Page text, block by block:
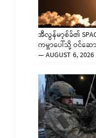
အီလွန်မာ့စ်ခ်၏
ကမ္ဘာပေါ်သို့ ဝင်
—AUGUST 6,